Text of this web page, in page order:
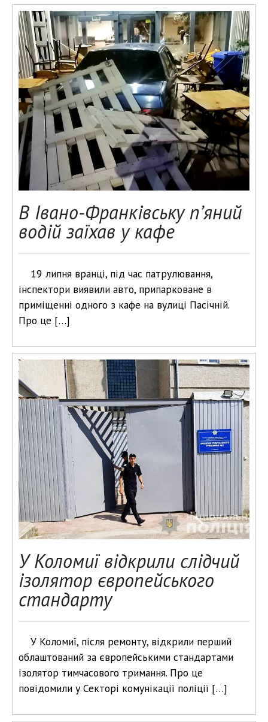
В Івано-Франківську п’яний
водій заїхав у кафе
19 липня вранці, під час патрулювання,
інспектори виявили авто, припарковане в
приміщенні одного з кафе на вулиці Пасічній.
Про це […]
У Коломиї відкрили слідчий
ізолятор європейського
стандарту
У Коломиї, після ремонту, відкрили перший
облаштований за європейськими стандартами
ізолятор тимчасового тримання. Про це
повідомили у Секторі комунікації поліції […]